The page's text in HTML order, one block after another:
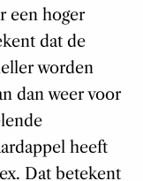
een hoger
dat de
worden
dan weer voor
heeft
Dat betekent